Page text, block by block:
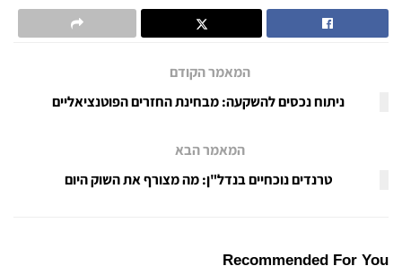
המאמר הקודם
ניתוח נכסים להשקעה: מבחינת החזרים הפוטנציאליים
המאמר הבא
טרנדים נוכחיים בנדל"ן: מה מצורף את השוק היום
Recommended For You